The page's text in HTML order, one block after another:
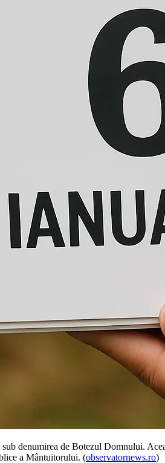
denumirea de Botezul Domnului.
a Mântuitorului. (observatornews.ro)